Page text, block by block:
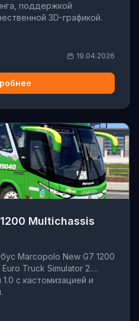
поддержкой
3D-графикой.
19.04.2026
Multichassis
Marcopolo New G7 1200
Truck Simulator 2.
с кастомизацией и